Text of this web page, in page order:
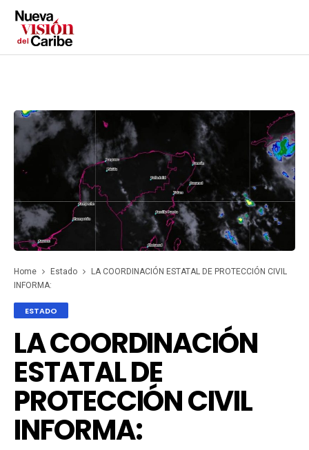
Home Estado
LA COORDINACIÓN ESTATAL DE PROTECCIÓN CIVIL
INFORMA:
ESTADO
LA COORDINACIÓN
ESTATAL DE
PROTECCIÓN CIVIL
INFORMA: